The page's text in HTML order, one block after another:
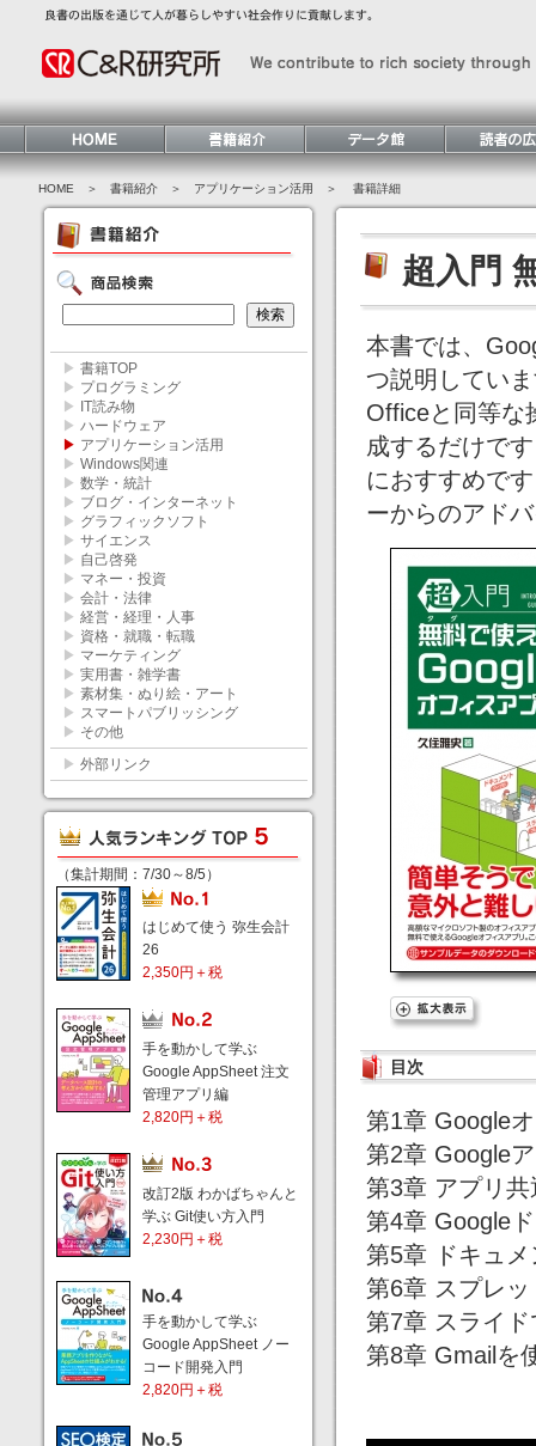
HOME ＞ 書籍紹介 ＞ アプリケーション活用 ＞ 書籍詳細
▶ 書籍TOP
▶ プログラミング
▶
IT読み物
▶ ハードウェア
▶ アプリケーション活用
▶ Windows関連
▶ 数学・統計
▶ ブログ・インターネット
▶ グラフィックソフト
▶ サイエンス
▶ 自己啓発
▶ マネー・投資
▶ 会計・法律
▶ 経営・経理・人事
▶ 資格・就職・転職
▶ マーケティング
▶ 実用書・雑学書
▶ 素材集・ぬり絵・アート
▶ スマートパブリッシング
▶ その他
▶ 外部リンク
（集計期間：7/30～8/5）
はじめて使う 弥生会計
26
2,350円＋税
手を動かして学ぶ
Google AppSheet 注文
管理アプリ編
2,820円＋税
改訂2版 わかばちゃんと
学ぶ Git使い方入門
2,230円＋税
手を動かして学ぶ
Google AppSheet ノー
コード開発入門
2,820円＋税
超入門
本書では、
つ説明してい
Officeと同等な
成するだけで
におすすめで
ーからのアド
目次
第1章 Google
第2章 Google
第3章 アプリ
第4章 Google
第5章 ドキュ
第6章 スプレ
第7章 スライ
第8章 Gmailを